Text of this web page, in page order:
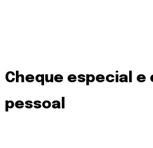
Cheque especial
pessoal